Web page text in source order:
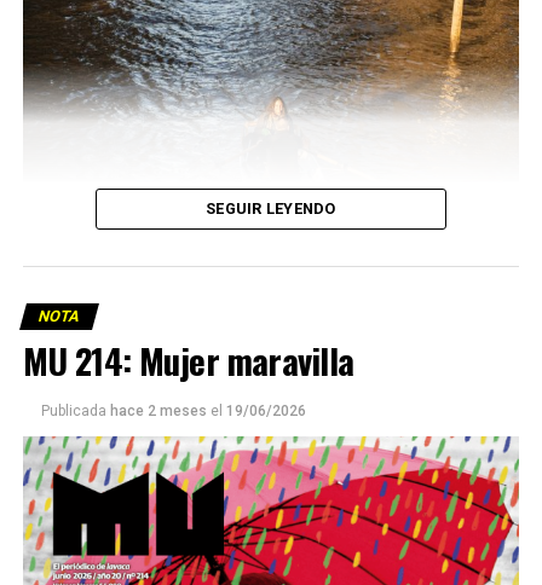
Este número 215 de MU ☝️viene con doble tapa, que
podría ser una frase:
Sin chamuyo, a remarla.
SEGUIR LEYENDO
NOTA
MU 214: Mujer maravilla
Publicada hace 2 meses el 19/06/2026